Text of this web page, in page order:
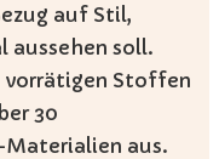
auf Stil,
aussehen soll.
vorrätigen Stoffen
30
aus.